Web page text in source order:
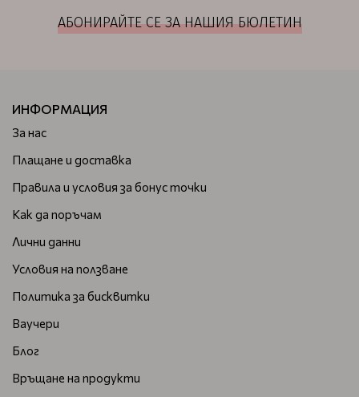
АБОНИРАЙТЕ СЕ ЗА НАШИЯ БЮЛЕТИН
ИНФОРМАЦИЯ
За нас
Плащане и доставка
Правила и условия за бонус точки
Как да поръчам
Лични данни
Условия на ползване
Политика за бисквитки
Ваучери
Блог
Връщане на продукти